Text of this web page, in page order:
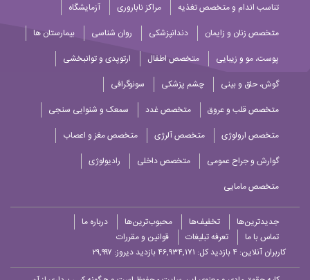
تناسب اندام و متخصص تغذیه مراکز ناباروری
آزمایشگاه
متخصص زنان و زایمان
دندانپزشکی روان شناسی
بیمارستان ها
پوست، مو و زیبایی
متخصص اطفال
ارتوپدی و توانبخشی
گوش، حلق و بینی
چشم پزشکی
سونوگرافی
متخصص قلب و عروق
متخصص غدد
سمعک و شنوایی سنجی
متخصص ارولوژی
متخصص آلرژی
متخصص مغز و اعصاب
گوارش و جراح عمومی
متخصص داخلی
رادیولوژی
متخصص مامایی
جدیدترین‌ها تخفیف‌ها محبوب‌ترین‌ها
درباره ما
تماس با ما
تعرفه تبلیغات
قوانین و مقررات
کاربران آنلاین: ۴ بازدید کل: ۴۶,۹۳۴,۱۷۱
بازدید دیروز: ۲۹,۹۹۷